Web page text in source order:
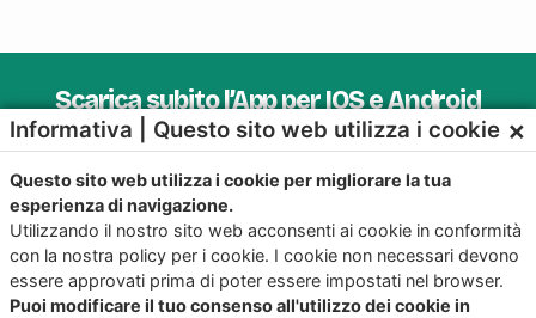
Scarica subito l’App per IOS e Android
Provala, è Gratis!
Informativa | Questo sito web utilizza i cookie ×
Questo sito web utilizza i cookie per migliorare la tua
esperienza di navigazione.
Utilizzando il nostro sito web acconsenti ai cookie in conformità
con la nostra policy per i cookie. I cookie non necessari devono
essere approvati prima di poter essere impostati nel browser.
Puoi modificare il tuo consenso all'utilizzo dei cookie in